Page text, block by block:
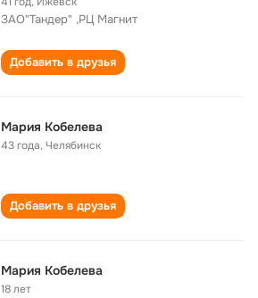
ЗАО"Тандер" ,РЦ Магнит
Добавить в друзья
Мария Кобелева
43 года,Челябинск
Добавить в друзья
Мария Кобелева
18 лет